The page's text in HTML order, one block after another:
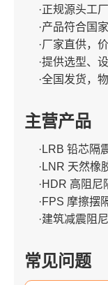
·正规源头工
·产品符合国
·厂家直供，
·提供选型、
·全国发货，
主营产品
·LRB 铅芯隔
·LNR 天然橡
·HDR 高阻尼
·FPS 摩擦摆
·建筑减震阻
常见问题